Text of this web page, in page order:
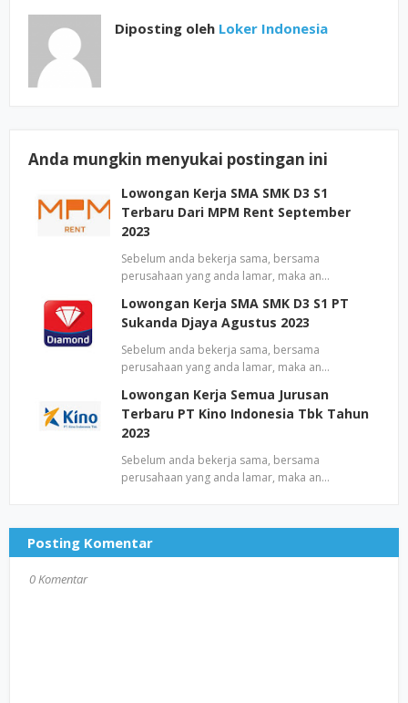
Diposting oleh Loker Indonesia
Anda mungkin menyukai postingan ini
Lowongan Kerja SMA SMK D3 S1
Terbaru Dari MPM Rent September
2023
Sebelum anda bekerja sama, bersama
perusahaan yang anda lamar, maka an…
Lowongan Kerja SMA SMK D3 S1 PT
Sukanda Djaya Agustus 2023
Sebelum anda bekerja sama, bersama
perusahaan yang anda lamar, maka an…
Lowongan Kerja Semua Jurusan
Terbaru PT Kino Indonesia Tbk Tahun
2023
Sebelum anda bekerja sama, bersama
perusahaan yang anda lamar, maka an…
Posting Komentar
0 Komentar